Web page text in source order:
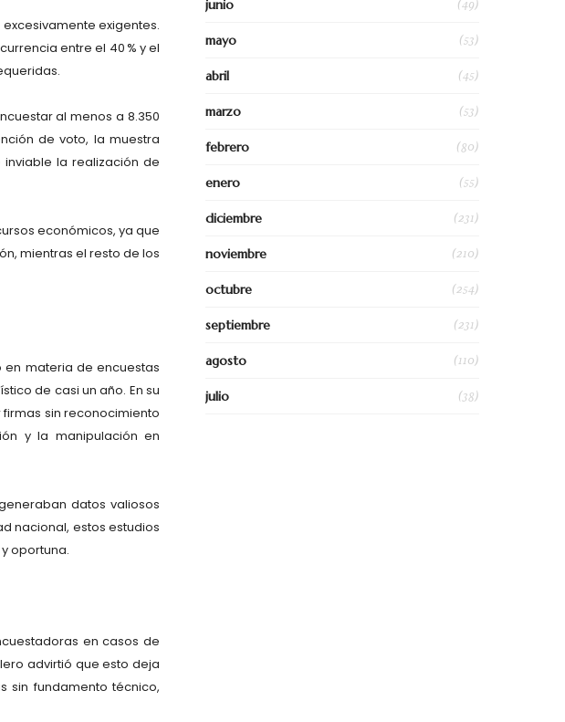
exigentes.
entre el 40 % y el
al menos a 8.350
de voto, la muestra
la realización de
económicos, ya que
mientras el resto de los
en materia de encuestas
de casi un año. En su
sin reconocimiento
y la manipulación en
datos valiosos
nacional, estos estudios
oportuna.
en casos de
advirtió que esto deja
sin fundamento técnico,
junio (49)
mayo (53)
abril (45)
marzo (53)
febrero (80)
enero (55)
diciembre (231)
noviembre (210)
octubre (254)
septiembre (231)
agosto (110)
julio (38)